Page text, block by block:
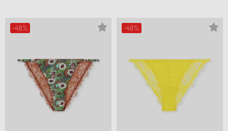
-49% -49%